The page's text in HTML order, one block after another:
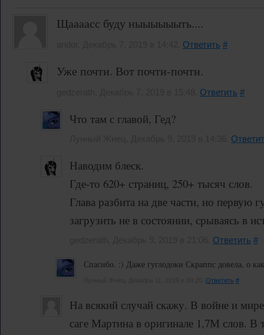
Щаааасс буду ныыыыыыть....
Ответить #
Уже почти. Вот почти-почти.
Ответить #
Что там с главой, Гед?
Наводим блеск.
Где-то 620+ страниц, 250+ тысяч слов.
Глава разбита на две части, но первую
загрузить не в состоянии, срываясь в
Ответить #
Спасибо. :) Даже гуглодоки Скраппс довела, о
Ответить #
На всякий случай скажу. В войне и
саге Мартина в оригинале 1,7М слов. В